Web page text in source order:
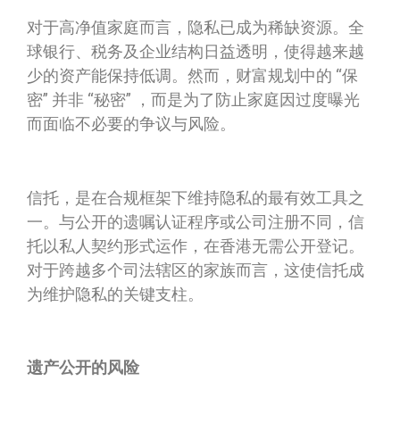
对于高净值家庭而言，隐私已成为稀缺资源。全
球银行、税务及企业结构日益透明，使得越来越
少的资产能保持低调。然而，财富规划中的 “保
密” 并非 “秘密” ，而是为了防止家庭因过度曝光
而面临不必要的争议与风险。
信托，是在合规框架下维持隐私的最有效工具之
一。与公开的遗嘱认证程序或公司注册不同，信
托以私人契约形式运作，在香港无需公开登记。
对于跨越多个司法辖区的家族而言，这使信托成
为维护隐私的关键支柱。
遗产公开的风险